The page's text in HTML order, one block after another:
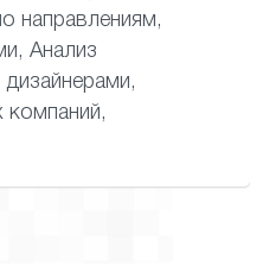
направлениям,
Анализ
компаний,